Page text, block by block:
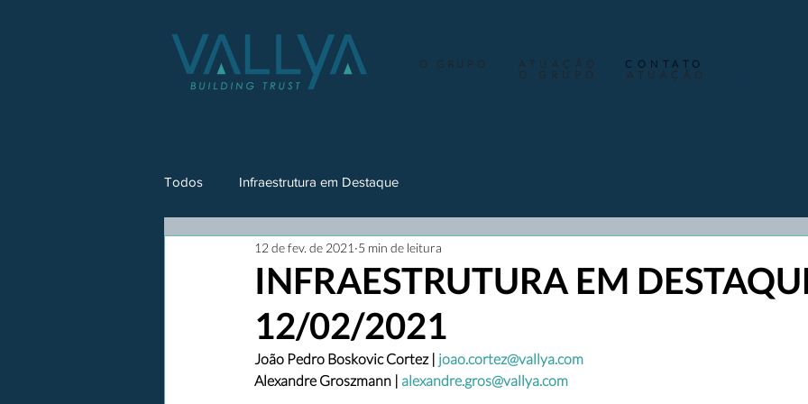
O GRUPO ATUAÇÃO
CONTATO
O GRUPO
ATUAÇÃO
Todos Infraestrutura em Destaque
INFRAESTRUTURA EM
12/02/2021
12 de fev. de 2021 5 min de leitura
João Pedro Boskovic Cortez | joao.cortez@vallya.com
Alexandre Groszmann | alexandre.gros@vallya.com